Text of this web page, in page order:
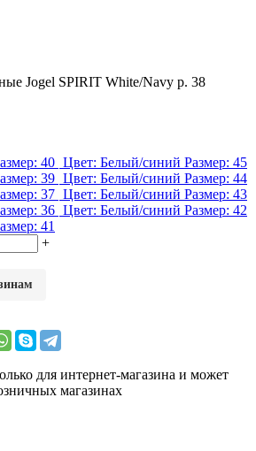
Jogel SPIRIT White/Navy р. 38
40 Цвет: Белый/синий Размер: 45
39 Цвет: Белый/синий Размер: 44
37 Цвет: Белый/синий Размер: 43
36 Цвет: Белый/синий Размер: 42
41
+
для интернет-магазина и может
магазинах